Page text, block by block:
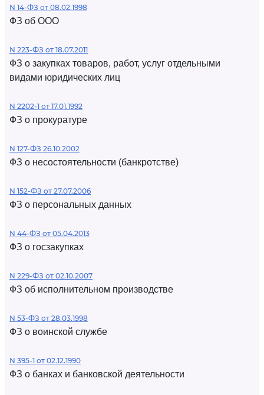
N 14-ФЗ от 08.02.1998
ФЗ об ООО
N 223-ФЗ от 18.07.2011
ФЗ о закупках товаров, работ, услуг отдельными
видами юридических лиц
N 2202-1 от 17.01.1992
ФЗ о прокуратуре
N 127-ФЗ 26.10.2002
ФЗ о несостоятельности (банкротстве)
N 152-ФЗ от 27.07.2006
ФЗ о персональных данных
N 44-ФЗ от 05.04.2013
ФЗ о госзакупках
N 229-ФЗ от 02.10.2007
ФЗ об исполнительном производстве
N 53-ФЗ от 28.03.1998
ФЗ о воинской службе
N 395-1 от 02.12.1990
ФЗ о банках и банковской деятельности